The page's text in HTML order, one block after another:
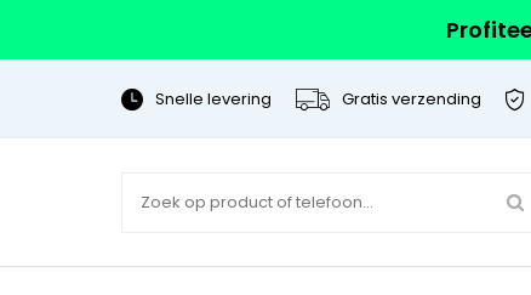
Snelle levering Gratis verzending